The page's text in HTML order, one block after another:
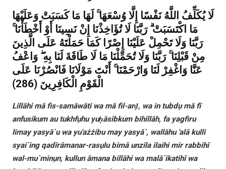
لَا يُكَلِّفُ اللَّهُ نَفْسًا إِلَّا وُسْعَهَا ۚ لَهَا مَا كَسَبَتْ وَعَلَيْهَا
مَا اكْتَسَبَتْ ۗ رَبَّنَا لَا تُؤَاخِذْنَا إِنْ نَسِينَا أَوْ أَخْطَأْنَا ۚ
رَبَّنَا وَلَا تَحْمِلْ عَلَيْنَا إِصْرًا كَمَا حَمَلْتَهُ عَلَى الَّذِينَ
مِنْ قَبْلِنَا ۚ رَبَّنَا وَلَا تُحَمِّلْنَا مَا لَا طَاقَةَ لَنَا بِهِ ۖ وَاعْفُ
عَنَّا وَاغْفِرْ لَنَا وَارْحَمْنَا ۚ أَنْتَ مَوْلَانَا فَانْصُرْنَا عَلَى
الْقَوْمِ الْكَافِرِينَ (286)
Lillāhi mā fis-samāwāti wa mā fil-arḍ, wa in tubdụ mā fī
anfusikum au tukhfụhu yuḥāsibkum bihillāh, fa yagfiru
limay yasyā`u wa yu'ażżibu may yasyā`, wallāhu 'alā kulli
syai`ing qadīrāmanar-rasụlu bimā unzila ilaihi mir rabbihī
wal-mu`minụn, kullun āmana billāhi wa malā`ikatihī wa